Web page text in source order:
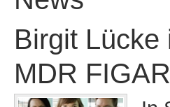
Birgit Lücke
MDR